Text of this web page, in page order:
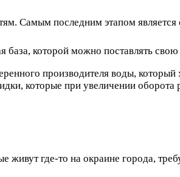
Самым последним этапом
база, которой можно поставлять
производителя воды,
которые при увеличении оборота
где-то на окраине города,